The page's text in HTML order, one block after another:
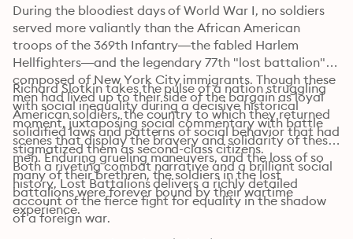
During the bloodiest days of World War I, no soldiers
served more valiantly than the African American
troops of the 369th Infantry—the fabled Harlem
Hellfighters—and the legendary 77th "lost battalion"
composed of New York City immigrants. Though these
men had lived up to their side of the bargain as loyal
American soldiers, the country to which they returned
solidified laws and patterns of social behavior that had
stigmatized them as second-class citizens.
Richard Slotkin takes the pulse of a nation struggling
with social inequality during a decisive historical
moment, juxtaposing social commentary with battle
scenes that display the bravery and solidarity of these
men. Enduring grueling maneuvers, and the loss of so
many of their brethren, the soldiers in the lost
battalions were forever bound by their wartime
experience.
Both a riveting combat narrative and a brilliant social
history, Lost Battalions delivers a richly detailed
account of the fierce fight for equality in the shadow
of a foreign war.